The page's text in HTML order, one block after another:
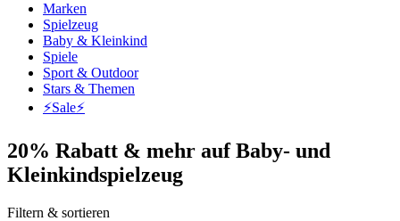
Marken
Spielzeug
Baby & Kleinkind
Spiele
Sport & Outdoor
Stars & Themen
⚡️Sale⚡️
20% Rabatt & mehr auf Baby- und
Kleinkindspielzeug
Filtern & sortieren